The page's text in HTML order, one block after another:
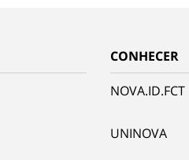
CONHECER
NOVA.ID.FCT
UNINOVA